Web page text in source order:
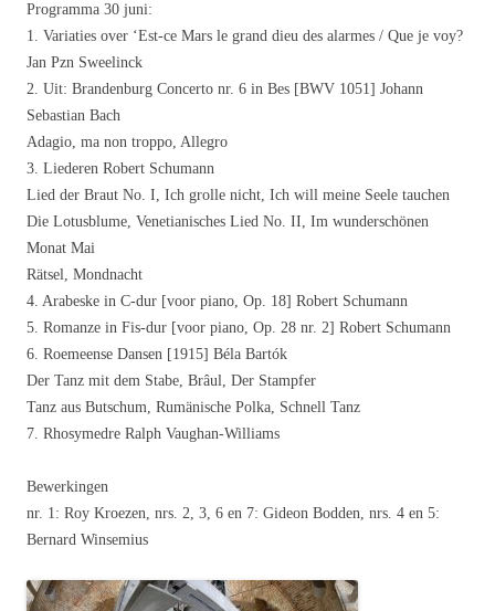
Programma 30 juni:
1. Variaties over ‘Est-ce Mars le grand dieu des alarmes / Que je voy?
Jan Pzn Sweelinck
2. Uit: Brandenburg Concerto nr. 6 in Bes [BWV 1051] Johann
Sebastian Bach
Adagio, ma non troppo, Allegro
3. Liederen Robert Schumann
Lied der Braut No. I, Ich grolle nicht, Ich will meine Seele tauchen
Die Lotusblume, Venetianisches Lied No. II, Im wunderschönen
Monat Mai
Rätsel, Mondnacht
4. Arabeske in C-dur [voor piano, Op. 18] Robert Schumann
5. Romanze in Fis-dur [voor piano, Op. 28 nr. 2] Robert Schumann
6. Roemeense Dansen [1915] Béla Bartók
Der Tanz mit dem Stabe, Brâul, Der Stampfer
Tanz aus Butschum, Rumänische Polka, Schnell Tanz
7. Rhosymedre Ralph Vaughan-Williams
Bewerkingen
nr. 1: Roy Kroezen, nrs. 2, 3, 6 en 7: Gideon Bodden, nrs. 4 en 5:
Bernard Winsemius